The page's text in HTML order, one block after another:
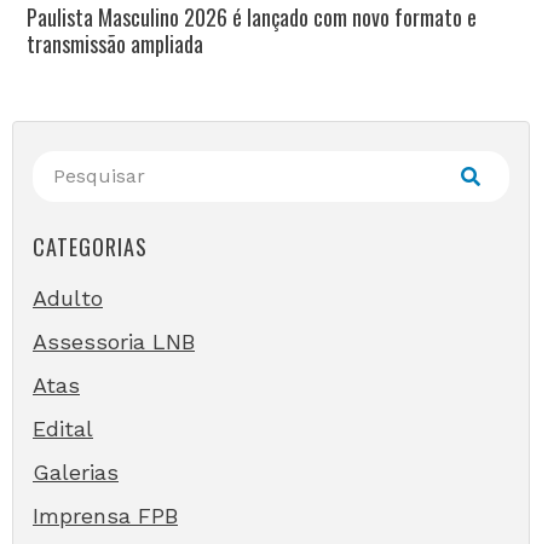
Paulista Masculino 2026 é lançado com novo formato e
transmissão ampliada
CATEGORIAS
Adulto
Assessoria LNB
Atas
Edital
Galerias
Imprensa FPB